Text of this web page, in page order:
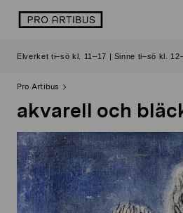
logo
Elverket ti–sö kl. 11–17 | Sinne ti–sö kl.
Pro Artibus
akvarell och